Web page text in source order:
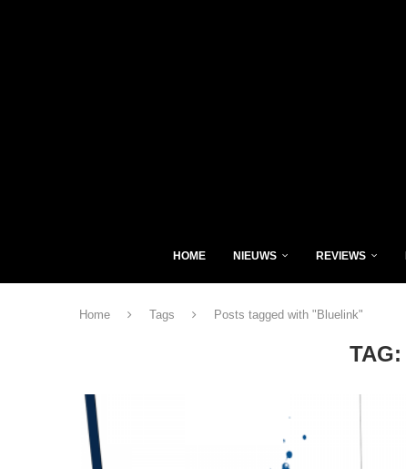
HOME NIEUWS REVIEWS
Home Tags Posts tagged with "Bluelink"
TAG: